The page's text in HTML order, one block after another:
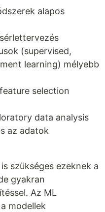
alapos
(supervised,
learning) mélyebb
selection
data analysis
az adatok
szükséges ezeknek a
gyakran
Az ML
modellek